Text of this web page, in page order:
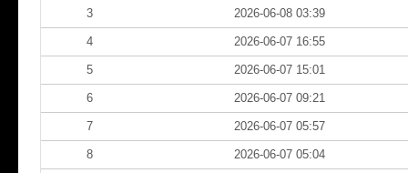
3 2026-06-08 03:39
4 2026-06-07 16:55
5 2026-06-07 15:01
6 2026-06-07 09:21
7 2026-06-07 05:57
8 2026-06-07 05:04